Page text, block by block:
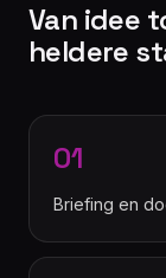
Van idee
heldere
01
Briefing en